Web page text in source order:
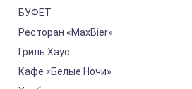
БУФЕТ
Ресторан «MaxBier»
Гриль Хаус
Кафе «Белые Ночи»